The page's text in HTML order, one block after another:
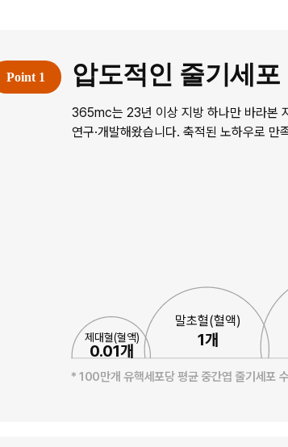
압도적인 줄기세
365mc는 23년 이상 지방 하나만 바라본
연구·개발해왔습니다. 축적된 노하우로
제대혈(혈액)
0.01개
말초혈(혈액)
1개
* 100만개 유핵세포당 평균 중간엽 줄기세포 수